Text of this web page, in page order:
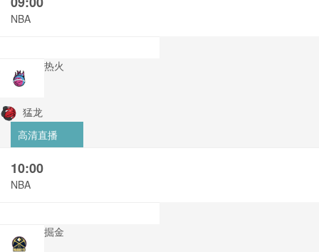
NBA
热火
猛龙
高清直播
10:00
NBA
掘金